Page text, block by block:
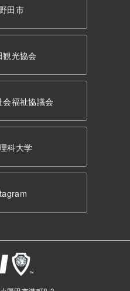
田市
光協会
福祉協議会
科大学